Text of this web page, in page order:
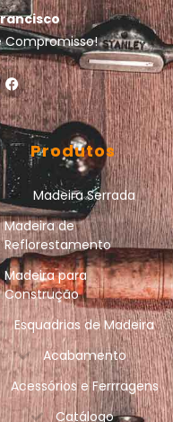
Compromisso!
Produtos
Madeira Serrada
Madeira de
Reflorestamento
Madeira para
Construção
Esquadrias de Madeira
Acabamento
Acessórios e Ferrragens
Catálogo